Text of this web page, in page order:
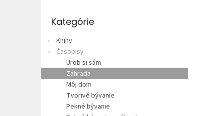
n
e
kategórie
Kategórie
Knihy
Časopisy
Urob si sám
Záhrada
Môj dom
Tvorivé bývanie
Pekné bývanie